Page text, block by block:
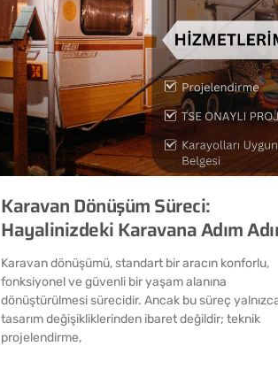
Karavan Dönüşüm Süreci:
Hayalinizdeki Karavana Adım
Karavan dönüşümü, standart bir aracın konforlu,
fonksiyonel ve güvenli bir yaşam alanına
dönüştürülmesi sürecidir. Ancak bu süreç
tasarım değişikliklerinden ibaret değildir; teknik
projelendirme,